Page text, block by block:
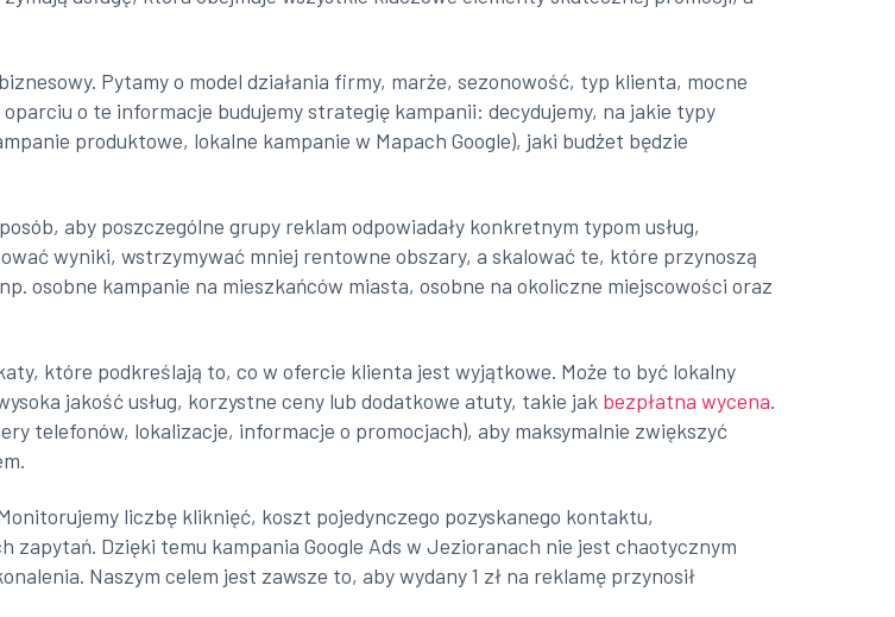
Pytamy o model działania firmy, marże, sezonowość, typ klienta, mocne
o te informacje budujemy strategię kampanii: decydujemy, na jakie typy
produktowe, lokalne kampanie w Mapach Google), jaki budżet będzie
aby poszczególne grupy reklam odpowiadały konkretnym typom usług,
wyniki, wstrzymywać mniej rentowne obszary, a skalować te, które przynoszą
osobne kampanie na mieszkańców miasta, osobne na okoliczne miejscowości oraz
które podkreślają to, co w ofercie klienta jest wyjątkowe. Może to być lokalny
jakość usług, korzystne ceny lub dodatkowe atuty, takie jak bezpłatna wycena.
telefonów, lokalizacje, informacje o promocjach), aby maksymalnie zwiększyć
liczbę kliknięć, koszt pojedynczego pozyskanego kontaktu,
Dzięki temu kampania Google Ads w Jezioranach nie jest chaotycznym
Naszym celem jest zawsze to, aby wydany 1 zł na reklamę przynosił